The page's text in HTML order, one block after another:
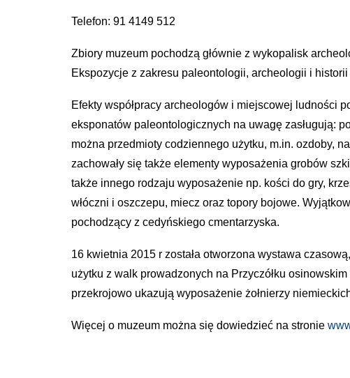
Telefon: 91 4149 512
Zbiory muzeum pochodzą głównie z wykopalisk
Ekspozycje z zakresu paleontologii, archeologii i
Efekty współpracy archeologów i miejscowej ludności
eksponatów paleontologicznych na uwagę zasługują:
można przedmioty codziennego użytku, m.in. ozdoby,
zachowały się także elementy wyposażenia grobów
także innego rodzaju wyposażenie np. kości do gry,
włóczni i oszczepu, miecz oraz topory bojowe.
pochodzący z cedyńskiego cmentarzyska.
16 kwietnia 2015 r została otworzona wystawa
użytku z walk prowadzonych na Przyczółku
przekrojowo ukazują wyposażenie żołnierzy
Więcej o muzeum można się dowiedzieć na stronie